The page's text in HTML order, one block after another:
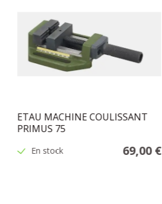
ETAU MACHINE COULISSANT
PRIMUS 75
En stock 69,00 €